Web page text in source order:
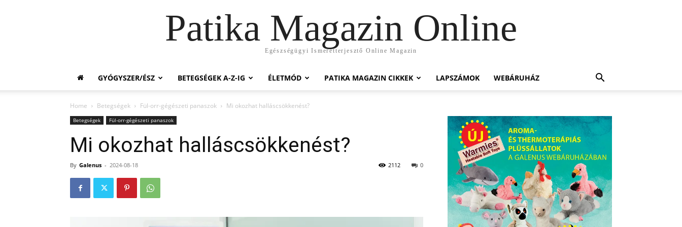
Patika Magazin Online
Egészségügyi Ismeretterjesztő Online Magazin
GYÓGYSZER/ÉSZ BETEGSÉGEK A-Z-IG ÉLETMÓD PATIKA MAGAZIN CIKKEK LAPSZÁMOK WEBÁRUHÁZ
Home Betegségek Fül-orr-gégészeti panaszok Mi okozhat halláscsökkenést?
Betegségek Fül-orr-gégészeti panaszok
Mi okozhat halláscsökkenést?
By Galenus - 2024-08-18 0
2112